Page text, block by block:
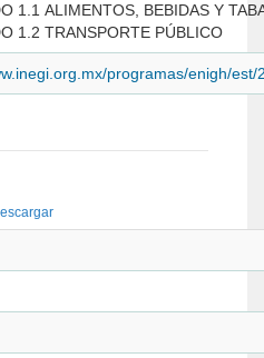
1.1 ALIMENTOS, BEBIDAS Y
1.2 TRANSPORTE PÚBLICO
programas/enigh/